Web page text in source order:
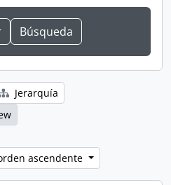
Jerarquía
ascendente